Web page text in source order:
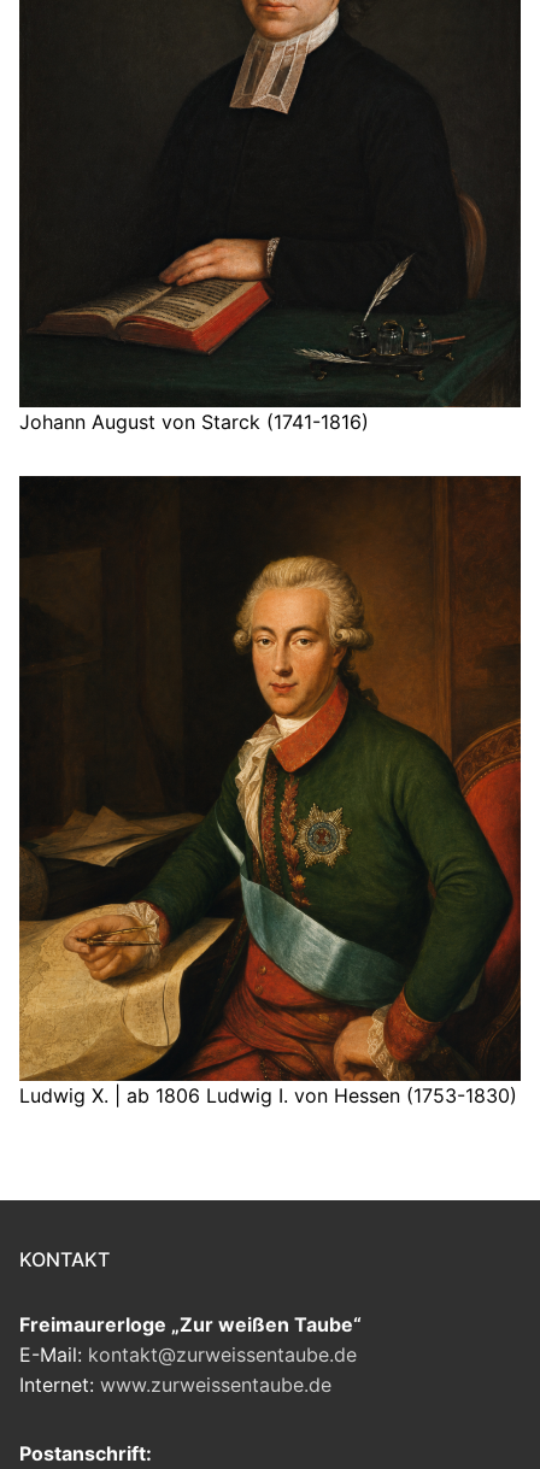
Johann August von Starck (1741-1816)
Ludwig X. | ab 1806 Ludwig I. von Hessen (1753-1830)
KONTAKT
Freimaurerloge „Zur weißen Taube“
E-Mail: kontakt@zurweissentaube.de
Internet: www.zurweissentaube.de
Postanschrift: